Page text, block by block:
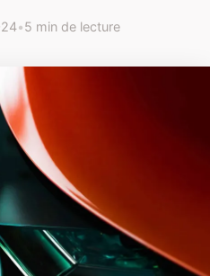
•5 min de lecture